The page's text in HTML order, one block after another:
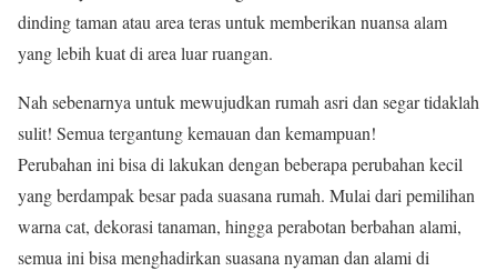
dinding taman atau area teras untuk memberikan nuansa alam
yang lebih kuat di area luar ruangan.
Nah sebenarnya untuk mewujudkan rumah asri dan segar tidaklah
sulit! Semua tergantung kemauan dan kemampuan!
Perubahan ini bisa di lakukan dengan beberapa perubahan kecil
yang berdampak besar pada suasana rumah. Mulai dari pemilihan
warna cat, dekorasi tanaman, hingga perabotan berbahan alami,
semua ini bisa menghadirkan suasana nyaman dan alami di